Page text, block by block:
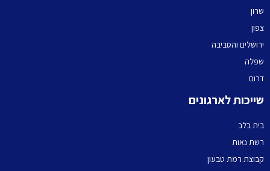
שרון
צפון
ירושלים והסביבה
שפלה
דרום
שייכות לארגונים
בית בלב
רשת נאות
קבוצת רמת טבעון